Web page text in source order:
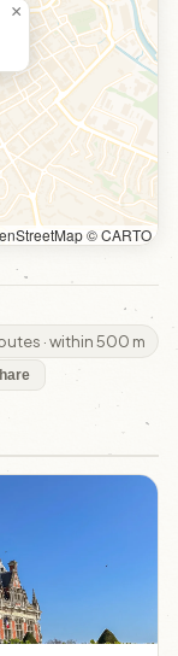
×
© CARTO
· within 500 m